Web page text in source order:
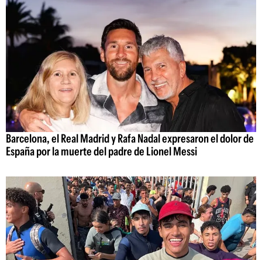
Barcelona, el Real Madrid y Rafa Nadal expresaron el dolor de
España por la muerte del padre de Lionel Messi